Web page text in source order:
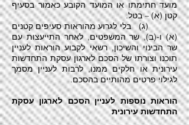
מועד חתימתו או המועד הקובע כאמור בסעיף
קטן (א) – בטל.
(ג) בלי לגרוע מהוראות סעיפים קטנים
(א) ו-(ב), שר המשפטים, לאחר התייעצות עם
שר הבינוי והשיכון, רשאי לקבוע הוראות לעניין
תוכנו וצורתו של הסכם לארגון עסקת התחדשות
עירונית או חלקים ממנו, לרבות לעניין מסמך
לגילוי פרטים מהותיים בהסכם.
הוראות נוספות לעניין הסכם לארגון עסקת
התחדשות עירונית